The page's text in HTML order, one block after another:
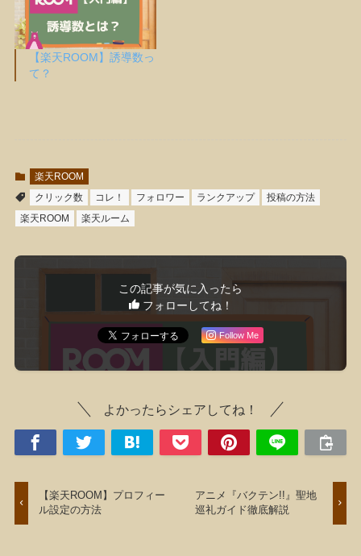
【楽天ROOM】誘導数っ
て？
楽天ROOM
クリック数
コレ！ フォロワー ランクアップ
投稿の方法
楽天ROOM
楽天ルーム
この記事が気に入ったら
フォローしてね！
Follow Me
よかったらシェアしてね！
【楽天ROOM】プロフィー
ル設定の方法
アニメ『バクテン!!』聖地
巡礼ガイド徹底解説